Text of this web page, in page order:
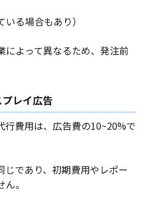
いる場合もあり）
によって異なるため、発注前
レイ広告
行費用は、広告費の10~20%で
じであり、初期費用やレポー
。